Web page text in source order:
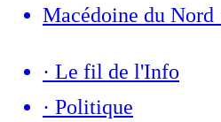
Macédoine du Nord
· Le fil de l'Info
· Politique